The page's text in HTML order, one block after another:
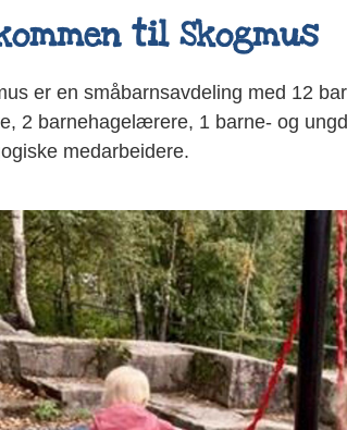
til Skogmus
er en småbarnsavdeling med 12
2 barnehagelærere, 1 barne- og
medarbeidere.